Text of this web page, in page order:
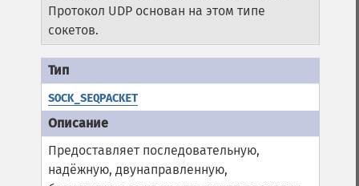
Протокол UDP основан на этом типе
сокетов.
SOCK_SEQPACKET
Предоставляет последовательную,
надёжную, двунаправленную,